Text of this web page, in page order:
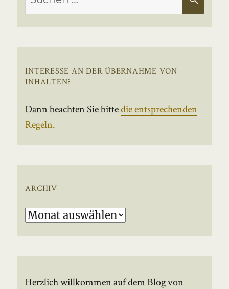
nach:
INTERESSE AN DER ÜBERNAHME VON
INHALTEN?
Dann beachten Sie bittedie entsprechenden
Regeln.
ARCHIV
Archiv
Herzlich willkommen auf dem Blog von